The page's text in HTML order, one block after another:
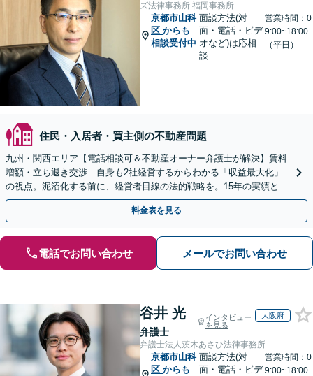
ズ法律事務所 福岡事務所
京都市山科
区 からも
相談受付中
面談方法(対
面・電話・ビデ
オなど)は応相
談
営業時間：0
9:00~18:00
（平日）
住民・入居者・買主側の不動産問題
九州・関西エリア【電話相談可＆不動産オーナー弁護士が解決】賃料
増額・立ち退き交渉｜自身も2社経営するからわかる「収益最大化」
の視点。泥沼化する前に、経営者目線の法的戦略を。15年の実績と専
門チームで正当な権利を守ります【顧問先企業60社超】
料金表を見る
電話でお問い合わせ メールでお問い合わせ
谷井 光
弁護士
インタビュー
を見る
大阪府
弁護士法人茨木あさひ法律事務所
京都市山科
区 からも
面談方法(対
面・電話・ビデ
営業時間：0
9:00~18:00